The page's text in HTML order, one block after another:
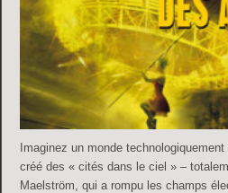
Imaginez un monde
créé des « cités dans le ciel » –
Maelström, qui a rompu les champs